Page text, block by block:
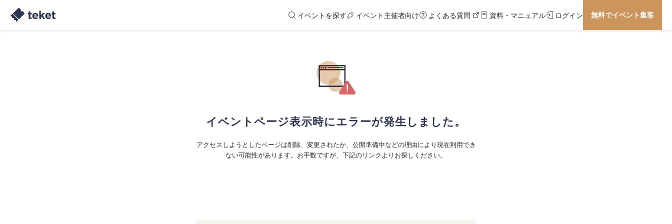
イベントを探す イベント主催者向け よくある質問 資料・マニュアル ログイン 無料でイベント集客
イベントページ表示時にエラーが発生しました。
アクセスしようとしたページは削除、変更されたか、公開準備中などの理由により現在利用でき
ない可能性があります。お手数ですが、下記のリンクよりお探しください。